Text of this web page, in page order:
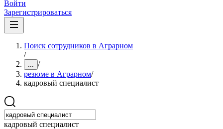
Войти
Зарегистрироваться
Поиск сотрудников в Аграрном
/
... /
резюме в Аграрном/
кадровый специалист
кадровый специалист